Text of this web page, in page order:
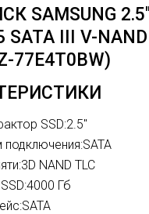
SAMSUNG
SATA III V-
77E4T0BW)
SSD:2.5"
SATA
3D NAND TLC
4000 Гб
SATA